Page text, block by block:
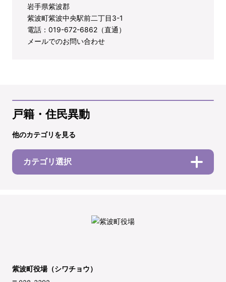
岩手県紫波郡
紫波町紫波中央駅前二丁目3-1
電話：019-672-6862（直通）
メールでのお問い合わせ
戸籍・住民異動
他のカテゴリを見る
カテゴリ選択
紫波町役場（シワチョウ）